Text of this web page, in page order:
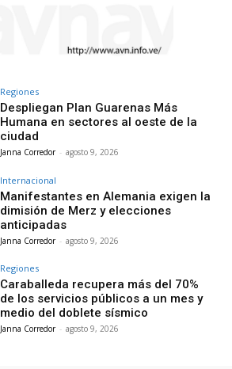
Regiones
Despliegan Plan Guarenas Más
Humana en sectores al oeste de la
ciudad
Janna Corredor - agosto 9, 2026
Internacional
Manifestantes en Alemania exigen la
dimisión de Merz y elecciones
anticipadas
Janna Corredor - agosto 9, 2026
Regiones
Caraballeda recupera más del 70%
de los servicios públicos a un mes y
medio del doblete sísmico
Janna Corredor - agosto 9, 2026